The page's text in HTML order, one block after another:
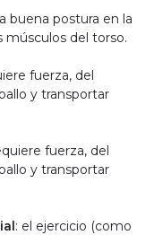
buena postura en la
músculos del torso.
fuerza, del
y transportar
fuerza, del
y transportar
: el ejercicio (como